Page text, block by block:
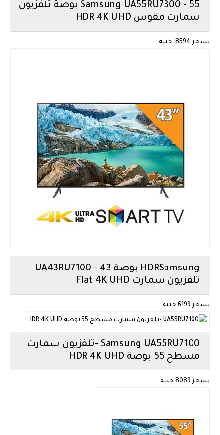
Samsung UA55RU7300 - 55 بوصة تلفزيون
سمارت مقوس HDR 4K UHD
بسعر 8594
Samsung
UA43RU7100 - 43 بوصة HDR
Flat 4K UHD تلفزيون سمارت
بسعر 6199 جنية
Samsung UA55RU7100 -تلفزيون سمارت
مسطح 55 بوصة HDR 4K UHD
بسعر 8089 جنيه